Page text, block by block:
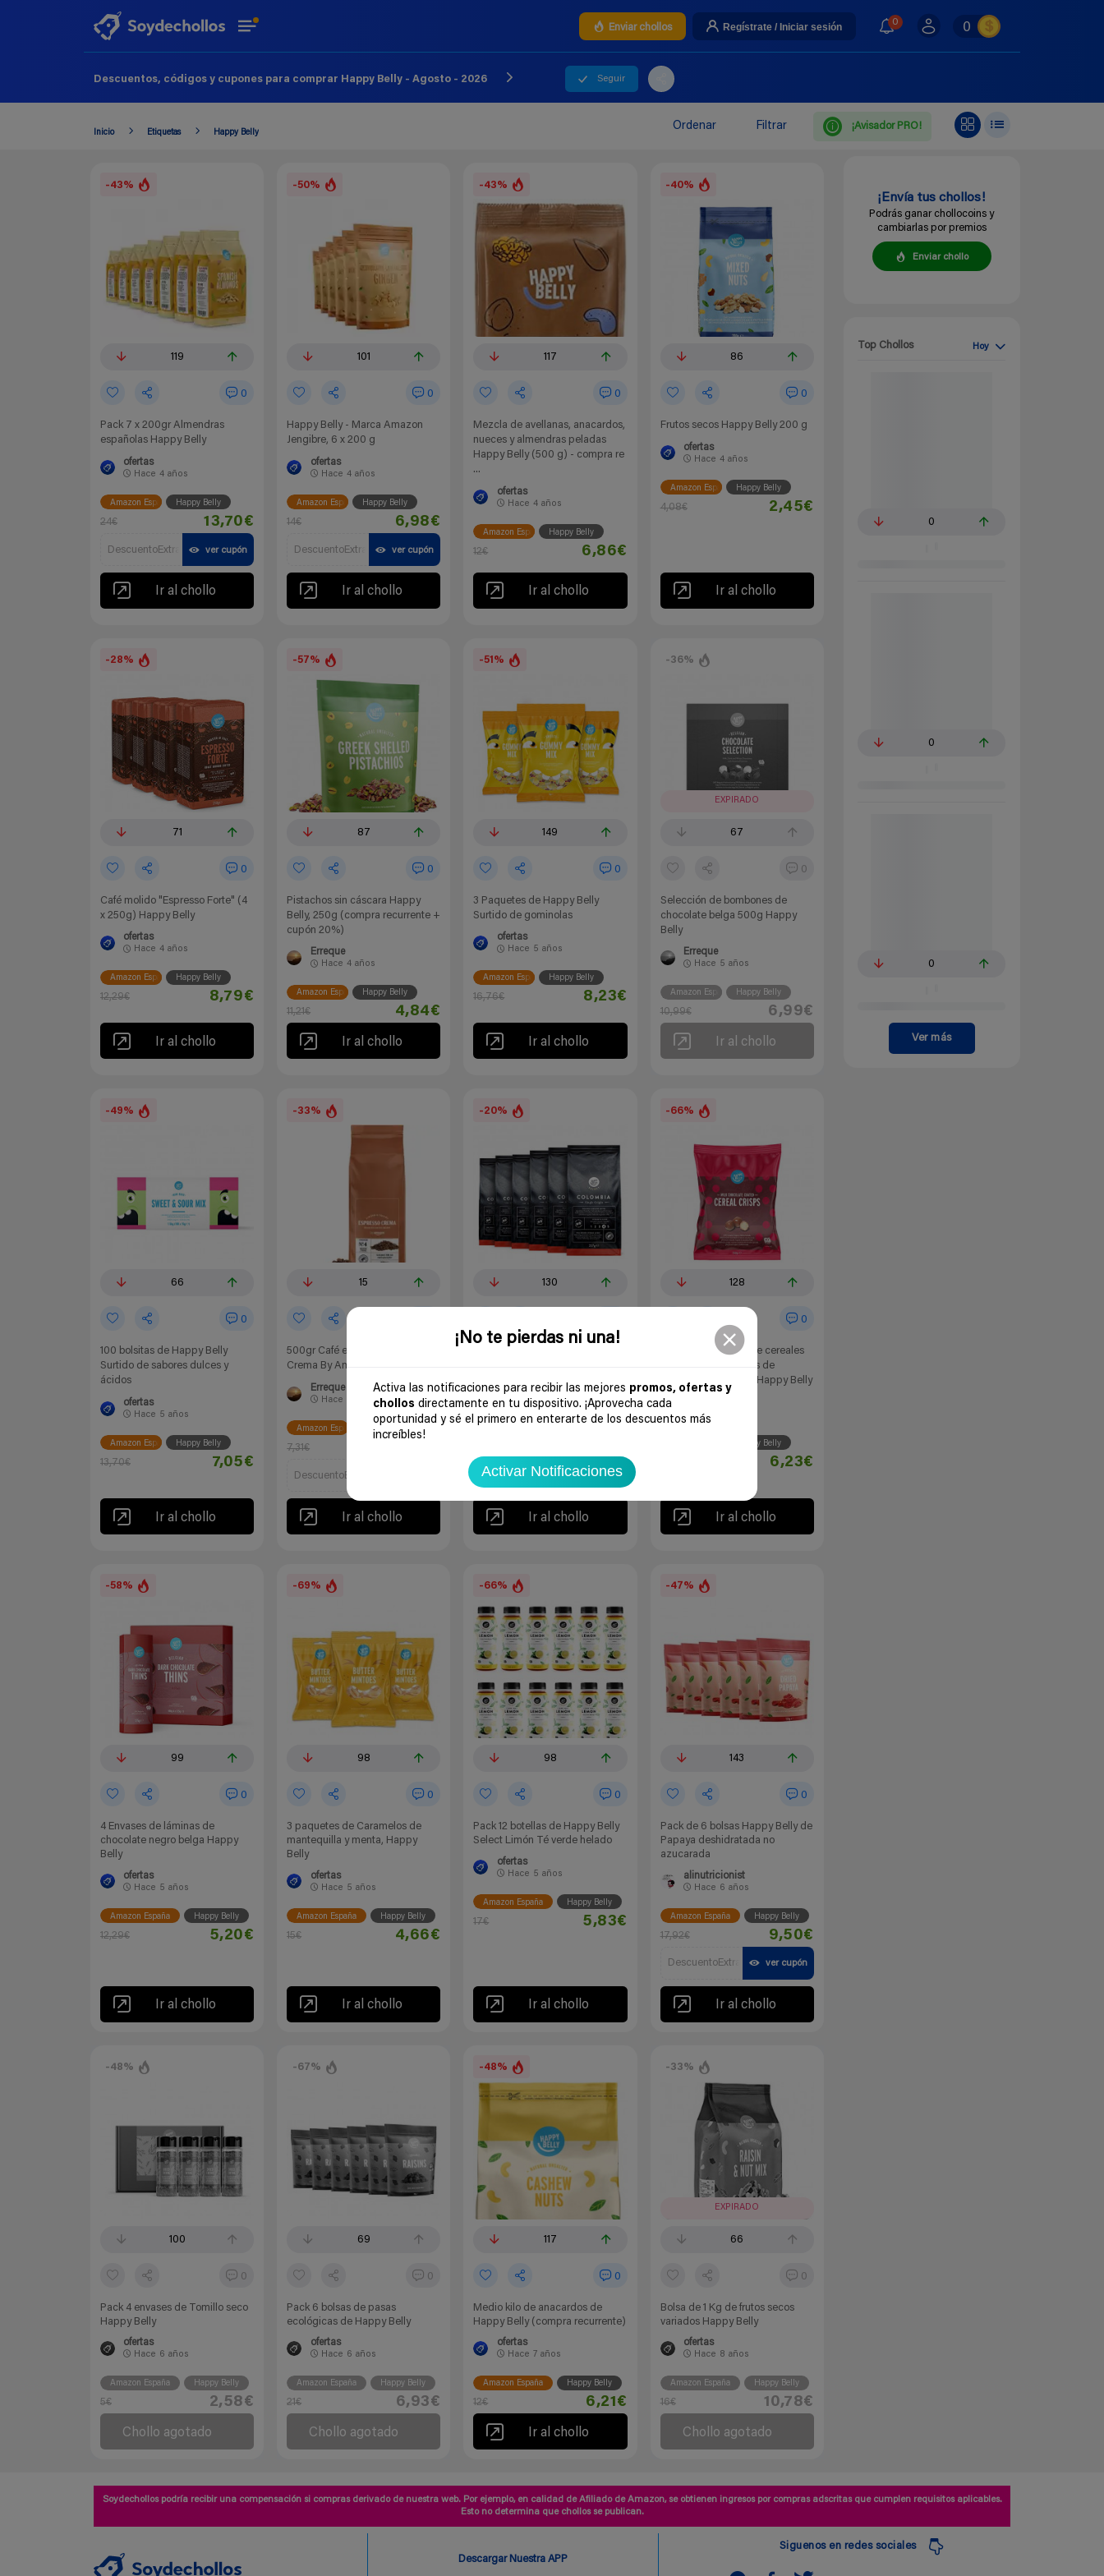
¡No te pierdas ni una!
Activa las notificaciones para recibir las mejores promos, ofertas y
chollos directamente en tu dispositivo. ¡Aprovecha cada
oportunidad y sé el primero en enterarte de los descuentos más
increíbles!
Activar Notificaciones
Enviar chollos Regístrate / Iniciar sesión 0 0
Descuentos, códigos y cupones para comprar Happy Belly - Agosto - 2026 Seguir
Inicio Etiquetas Happy Belly Ordenar Filtrar ¡Avisador PRO!
-43%
119
0
Pack 7 x 200gr Almendras
españolas Happy Belly
ofertas
Hace 4 años
Amazon España Happy Belly
24€ 13,70€
DescuentoExtra ver cupón
Ir al chollo
-50%
101
0
Happy Belly - Marca Amazon
Jengibre, 6 x 200 g
ofertas
Hace 4 años
Amazon España Happy Belly
14€ 6,98€
DescuentoExtra ver cupón
Ir al chollo
-43%
117
0
Mezcla de avellanas, anacardos,
nueces y almendras peladas
Happy Belly (500 g) - compra re
...
ofertas
Hace 4 años
Amazon España Happy Belly
12€ 6,86€
Ir al chollo
-40%
86
0
Frutos secos Happy Belly 200 g
ofertas
Hace 4 años
Amazon España Happy Belly
4,08€ 2,45€
Ir al chollo
-28%
71
0
Café molido "Espresso Forte" (4
x 250g) Happy Belly
ofertas
Hace 4 años
Amazon España Happy Belly
12,29€ 8,79€
Ir al chollo
-57%
87
0
Pistachos sin cáscara Happy
Belly, 250g (compra recurrente +
cupón 20%)
Erreque
Hace 4 años
Amazon España Happy Belly
11,21€ 4,84€
Ir al chollo
-51%
149
0
3 Paquetes de Happy Belly
Surtido de gominolas
ofertas
Hace 5 años
Amazon España Happy Belly
16,76€ 8,23€
Ir al chollo
-36%
EXPIRADO
67
0
Selección de bombones de
chocolate belga 500g Happy
Belly
Erreque
Hace 5 años
Amazon España Happy Belly
10,99€ 6,99€
Ir al chollo
-49%
66
0
100 bolsitas de Happy Belly
Surtido de sabores dulces y
ácidos
ofertas
Hace 5 años
Amazon España Happy Belly
13,70€ 7,05€
Ir al chollo
-33%
15
500gr Café en grano Espresso
Crema By Amazon
Erreque
Hace 5 años
Amazon España Happy Belly
7,31€
DescuentoExtra
Ir al chollo
-20%
130
1,36Kg (6 Paquetes x 227g)
Erreque
Hace 5 años
16,69€ 13,35€
Ir al chollo
-66%
128
0
6 bolsas de Bolitas de cereales
crujientes recubiertas de
chocolate con leche Happy Belly
Hace
Happy Belly
6,23€
Ir al chollo
-58%
99
0
4 Envases de láminas de
chocolate negro belga Happy
Belly
ofertas
Hace 5 años
Amazon España Happy Belly
12,29€ 5,20€
Ir al chollo
-69%
98
0
3 paquetes de Caramelos de
mantequilla y menta, Happy
Belly
ofertas
Hace 5 años
Amazon España Happy Belly
15€ 4,66€
Ir al chollo
-66%
98
0
Pack 12 botellas de Happy Belly
Select Limón Té verde helado
ofertas
Hace 5 años
Amazon España Happy Belly
17€ 5,83€
Ir al chollo
-47%
143
0
Pack de 6 bolsas Happy Belly de
Papaya deshidratada no
azucarada
alinutricionist
Hace 6 años
Amazon España Happy Belly
17,92€ 9,50€
DescuentoExtra ver cupón
Ir al chollo
-48%
100
0
Pack 4 envases de Tomillo seco
Happy Belly
ofertas
Hace 6 años
Amazon España Happy Belly
5€ 2,58€
Chollo agotado
-67%
69
0
Pack 6 bolsas de pasas
ecológicas de Happy Belly
ofertas
Hace 6 años
Amazon España Happy Belly
21€ 6,93€
Chollo agotado
-48%
117
0
Medio kilo de anacardos de
Happy Belly (compra recurrente)
ofertas
Hace 7 años
Amazon España Happy Belly
12€ 6,21€
Ir al chollo
-33%
EXPIRADO
66
0
Bolsa de 1 Kg de frutos secos
variados Happy Belly
ofertas
Hace 8 años
Amazon España Happy Belly
16€ 10,78€
Chollo agotado
¡Envía tus chollos!
Podrás ganar chollocoins y
cambiarlas por premios
Enviar chollo
Top Chollos Hoy
0
0
0
Ver más
Soydechollos podría recibir una compensación si compras derivado de nuestra web. Por ejemplo, en calidad de Afiliado de Amazon, se obtienen ingresos por compras adscritas que cumplen requisitos aplicables.
Esto no determina que chollos se publican.
Descargar Nuestra APP
Siguenos en redes sociales